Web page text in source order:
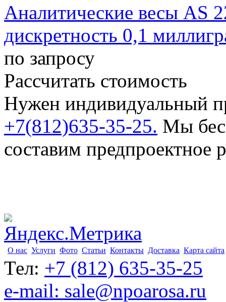
Аналитические весы AS
дискретность 0,1
по запросу
Рассчитать стоимость
Нужен индивидуальный
+7(812)635-35-25. Мы
составим предпроектное
О нас Услуги Фото Статьи Контакты Доставка Карта сайта
Тел: +7 (812) 635-35-25
e-mail: sale@npoarosa.ru